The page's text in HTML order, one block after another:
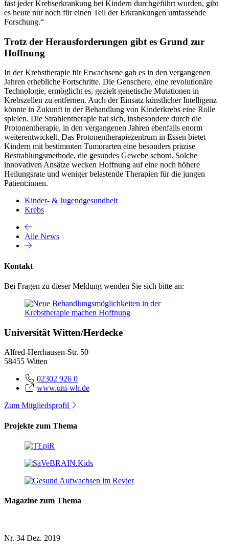
fast jeder Krebserkrankung bei Kindern durchgeführt wurden, gibt
es heute nur noch für einen Teil der Erkrankungen umfassende
Forschung.“
Trotz der Herausforderungen gibt es Grund zur
Hoffnung
In der Krebstherapie für Erwachsene gab es in den vergangenen
Jahren erhebliche Fortschritte. Die Genschere, eine revolutionäre
Technologie, ermöglicht es, gezielt genetische Mutationen in
Krebszellen zu entfernen. Auch der Einsatz künstlicher Intelligenz
könnte in Zukunft in der Behandlung von Kinderkrebs eine Rolle
spielen. Die Strahlentherapie hat sich, insbesondere durch die
Protonentherapie, in den vergangenen Jahren ebenfalls enorm
weiterentwickelt. Das Protonentherapiezentrum in Essen bietet
Kindern mit bestimmten Tumorarten eine besonders präzise
Bestrahlungsmethode, die gesundes Gewebe schont. Solche
innovativen Ansätze wecken Hoffnung auf eine noch höhere
Heilungsrate und weniger belastende Therapien für die jungen
Patient:innen.
Kinder- & Jugendgesundheit
Krebs
Alle News
Kontakt
Bei Fragen zu dieser Meldung wenden Sie sich bitte an:
Universität Witten/Herdecke
Alfred-Herrhausen-Str. 50
58455 Witten
02302 926 0
www.uni-wh.de
Zum Mitgliedsprofil
Projekte zum Thema
Magazine zum Thema
Nr. 34 Dez. 2019